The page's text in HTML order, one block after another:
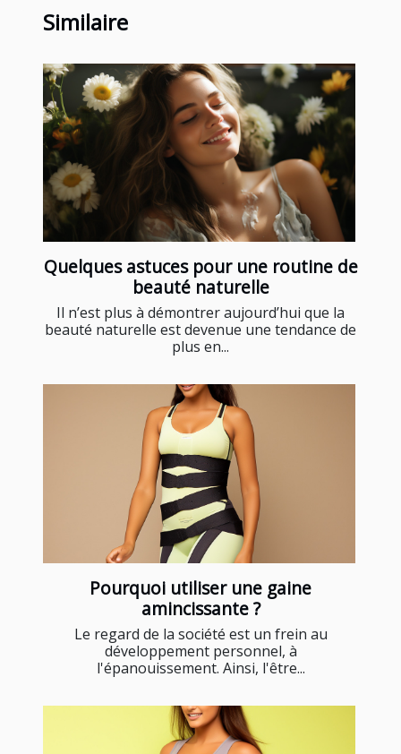
Similaire
Quelques astuces pour une routine de
beauté naturelle
Il n’est plus à démontrer aujourd’hui que la
beauté naturelle est devenue une tendance de
plus en...
Pourquoi utiliser une gaine
amincissante ?
Le regard de la société est un frein au
développement personnel, à
l'épanouissement. Ainsi, l'être...